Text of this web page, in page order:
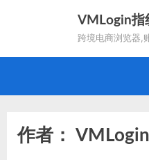
VMLogin指
跨境电商浏览器,
作者： VMLogin